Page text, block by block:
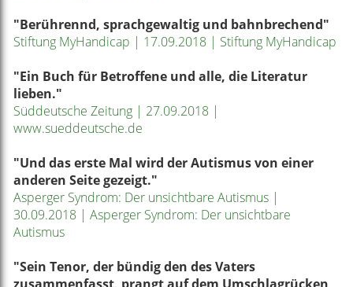
"Berührennd, sprachgewaltig und bahnbrechend"
Stiftung MyHandicap | 17.09.2018 | Stiftung MyHandicap
"Ein Buch für Betroffene und alle, die Literatur
lieben."
Süddeutsche Zeitung | 27.09.2018 |
www.sueddeutsche.de
"Und das erste Mal wird der Autismus von einer
anderen Seite gezeigt."
Asperger Syndrom: Der unsichtbare Autismus |
30.09.2018 | Asperger Syndrom: Der unsichtbare
Autismus
"Sein Tenor, der bündig den des Vaters